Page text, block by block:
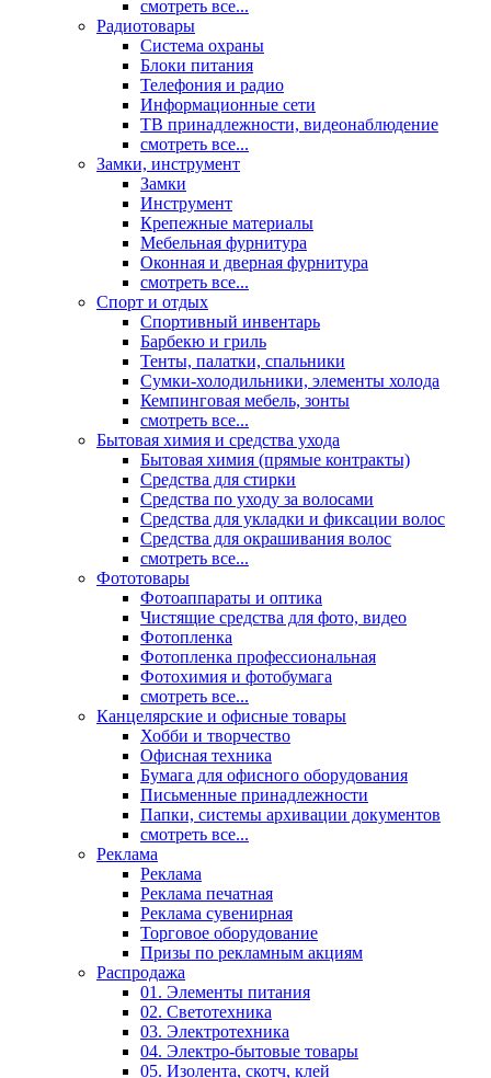
смотреть все...
Радиотовары
Система охраны
Блоки питания
Телефония и радио
Информационные сети
ТВ принадлежности, видеонаблюдение
смотреть все...
Замки, инструмент
Замки
Инструмент
Крепежные материалы
Мебельная фурнитура
Оконная и дверная фурнитура
смотреть все...
Спорт и отдых
Спортивный инвентарь
Барбекю и гриль
Тенты, палатки, спальники
Сумки-холодильники, элементы холода
Кемпинговая мебель, зонты
смотреть все...
Бытовая химия и средства ухода
Бытовая химия (прямые контракты)
Средства для стирки
Средства по уходу за волосами
Средства для укладки и фиксации волос
Средства для окрашивания волос
смотреть все...
Фототовары
Фотоаппараты и оптика
Чистящие средства для фото, видео
Фотопленка
Фотопленка профессиональная
Фотохимия и фотобумага
смотреть все...
Канцелярские и офисные товары
Хобби и творчество
Офисная техника
Бумага для офисного оборудования
Письменные принадлежности
Папки, системы архивации документов
смотреть все...
Реклама
Реклама
Реклама печатная
Реклама сувенирная
Торговое оборудование
Призы по рекламным акциям
Распродажа
01. Элементы питания
02. Светотехника
03. Электротехника
04. Электро-бытовые товары
05. Изолента, скотч, клей